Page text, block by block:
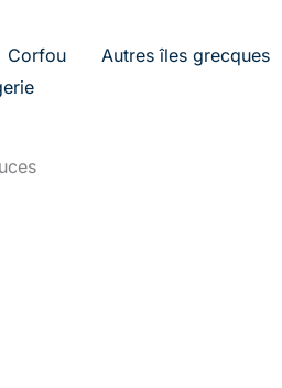
Corfou Autres îles grecques